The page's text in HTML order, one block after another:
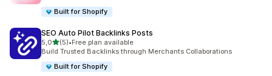
Built for Shopify
SEO Auto Pilot Backlinks Posts
5,0av 5 stjerner
(5)
Totalt 5 omtaler
•Free plan available
Build Trusted Backlinks through Merchants Collaborations
Built for Shopify